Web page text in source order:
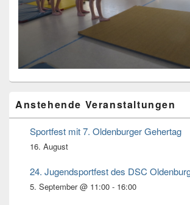
Seitenleisten
Widget-
Bereich
Anstehende Veranstaltungen
Sportfest mit 7. Oldenburger Gehertag
16. August
24. Jugendsportfest des DSC
5. September @ 11:00 - 16:00